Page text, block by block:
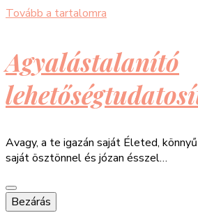
Tovább a tartalomra
Agyalástalanító
Avagy, a te igazán saját Életed,
saját ösztönnel és józan ésszel…
Bezárás